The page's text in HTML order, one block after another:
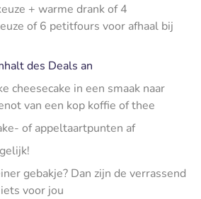
+ warme drank of 4
of 6 petitfours voor afhaal bij
des Deals an
cheesecake in een smaak naar
van een kop koffie of thee
of appeltaartpunten af
gebakje? Dan zijn de verrassend
voor jou